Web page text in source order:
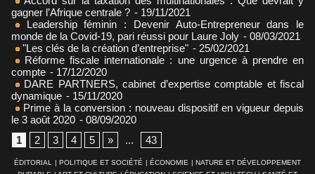
gagner l’Afrique centrale ? - 19/11/2021
Leadership féminin : Devenir Auto-Entrepreneur dans le
monde de la Covid-19, pari réussi pour Laure Joly - 08/03/2021
"Les clés de la création d’entreprise" - 25/02/2021
Réforme fiscale internationale : une urgence à prendre en
compte - 17/12/2020
DARE PARTNERS, cabinet d’expertise comptable et fiscal
dynamique - 15/11/2020
Prime à la conversion : nouveau dispositif en vigueur depuis
le 3 août 2020 - 08/09/2020
1
2 3 4 5 » ... 43
ÉDITORIAL | POLITIQUE ET SOCIÉTÉ | ÉCONOMIE | NATURE ET DÉVELOPPEMENT